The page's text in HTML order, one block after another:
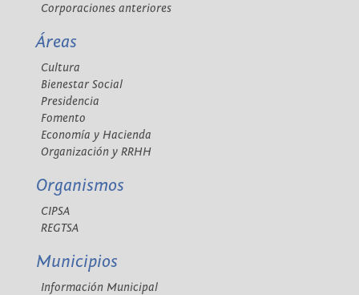
Corporaciones anteriores
Áreas
Cultura
Bienestar Social
Presidencia
Fomento
Economía y Hacienda
Organización y RRHH
Organismos
CIPSA
REGTSA
Municipios
Información Municipal